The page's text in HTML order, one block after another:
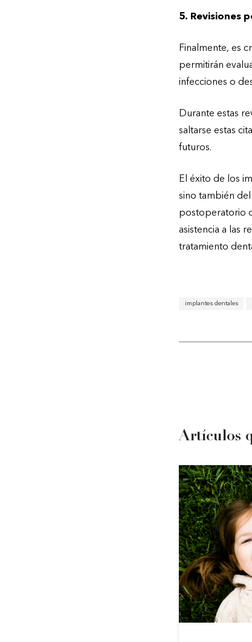
5. Revisiones
Finalmente, es
permitirán
infecciones o
Durante estas
saltarse estas
futuros.
El éxito de los
sino también
postoperatorio
asistencia a las
tratamiento
implantes dentales
Artículos